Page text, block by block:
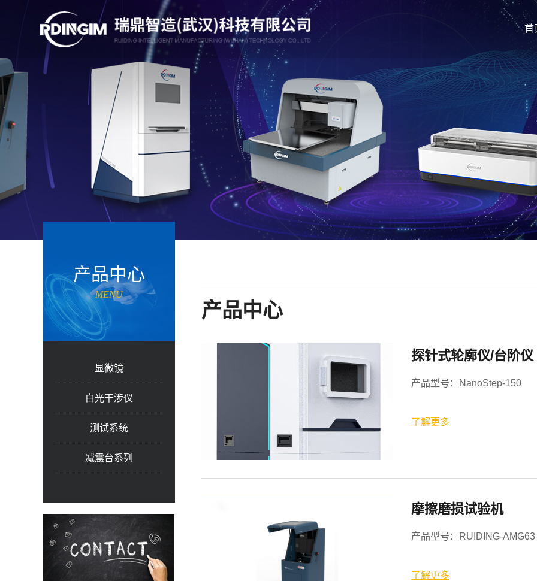
首
显微镜
材料型原子力显微镜
生物型原子力显微镜
全自动in-line原子力显微镜
倒置光学显微镜光镊平台
纳米红外原子力显微镜
白光干涉
大平台白
自动上下
产品中心
MENU
显微镜
白光干涉仪
测试系统
减震台系列
产品中心
探针式轮廓仪/台阶仪
产品型号：NanoStep-150
了解更多
摩擦磨损试验机
产品型号：RUIDING-AMG63
了解更多